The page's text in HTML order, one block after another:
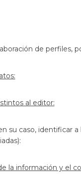
de perfiles,
al editor:
su caso, identificar
la información y el